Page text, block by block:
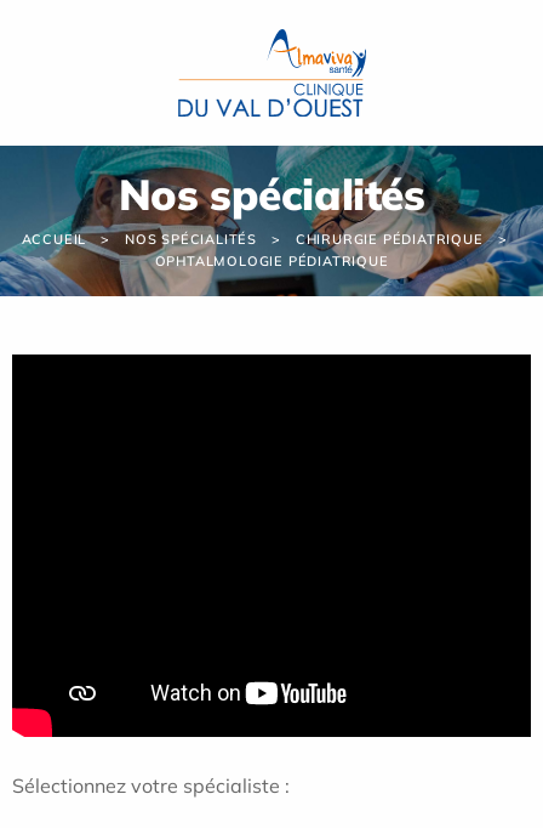
Nos spécialités
ACCUEIL NOS SPÉCIALITÉS
CHIRURGIE PÉDIATRIQUE
OPHTALMOLOGIE PÉDIATRIQUE
Sélectionnez votre spécialiste :